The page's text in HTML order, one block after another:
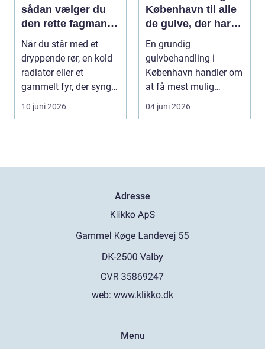
sådan vælger du
den rette fagmand
til vand, varme og
energi
Når du står med et
dryppende rør, en kold
radiator eller et
gammelt fyr, der synger
på sidste vers, ...
10 juni 2026
København til alle
de gulve, der har
brug for
førstehjælp
En grundig
gulvbehandling i
København handler om
at få mest mulig
kvalitet og levetid u...
04 juni 2026
Adresse
web: www.klikko.dk
Menu